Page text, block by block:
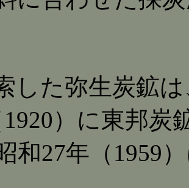
した弥生炭鉱
）に東邦炭
和27年（1959